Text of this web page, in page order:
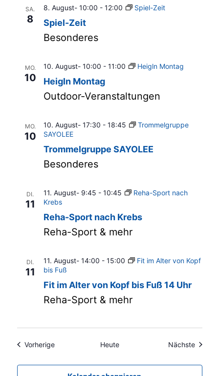
SA.
8 Spiel-Zeit
8. August- 10:00 - 12:00 Spiel-Zeit
Besonderes
MO.
10 Heigln Montag
10. August- 10:00 - 11:00 Heigln Montag
Outdoor-Veranstaltungen
MO.
10
Trommelgruppe SAYOLEE
10. August- 17:30 - 18:45
Trommelgruppe
SAYOLEE
Besonderes
DI.
11
Reha-Sport nach Krebs
11. August- 9:45 - 10:45
Reha-Sport nach
Krebs
Reha-Sport & mehr
DI.
11
Fit im Alter von Kopf bis Fuß 14 Uhr
11. August- 14:00 - 15:00
Fit im Alter von Kopf
bis Fuß
Reha-Sport & mehr
VorherigeVeranstaltungenHeute Nächste